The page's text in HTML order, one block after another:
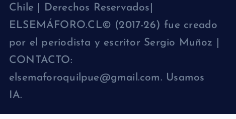
Chile | Derechos Reservados|
ELSEMÁFORO.CL© (2017-26) fue creado
por el periodista y escritor Sergio Muñoz |
CONTACTO:
elsemaforoquilpue@gmail.com. Usamos
IA.